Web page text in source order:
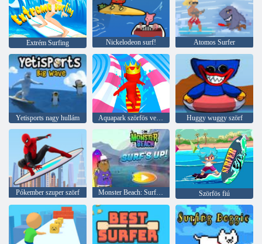
Extrém Surfing Nickelodeon surf! Atomos Surfer
Yetisports nagy hullám Aquapark szörfös verseny Huggy wuggy szörf
Pókember szuper szörf Monster Beach: Surf's Up Szörfös fiú